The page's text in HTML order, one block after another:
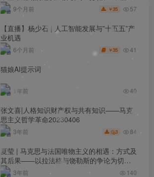
中全会精神 刘元春 20251030
9个月前 ￥35 57
【直播】杨少石 | 人工智能发展与”十五五”产
业机遇
6个月前 ￥35 41
猫娘AI提示词
1年前 40
张文喜|人格知识财产权与共有知识——马克
思主义哲学革命20230406
3年前 3 84
夏莹 | 马克思与法国唯物主义的相遇：方式及
其后果——以拉法格与饶勒斯的争论为切入
点的一种考察
3年前 140